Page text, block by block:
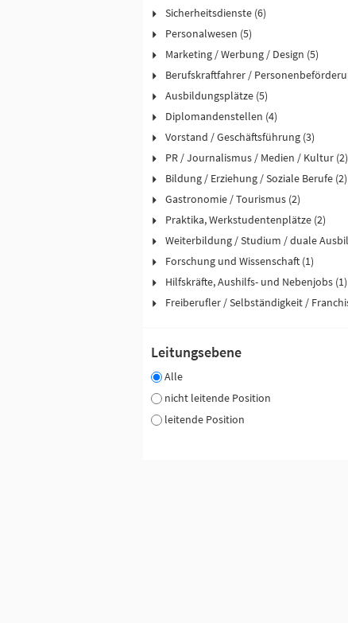
Sicherheitsdienste (6)
Personalwesen (5)
Marketing / Werbung / Design (5)
Ausbildungsplätze (5)
Diplomandenstellen (4)
Vorstand / Geschäftsführung (3)
PR / Journalismus / Medien / Kultur (2)
Bildung / Erziehung / Soziale Berufe (2)
Gastronomie / Tourismus (2)
Praktika, Werkstudentenplätze (2)
Forschung und Wissenschaft (1)
Hilfskräfte, Aushilfs- und Nebenjobs (1)
Leitungsebene
Alle
nicht leitende Position
leitende Position